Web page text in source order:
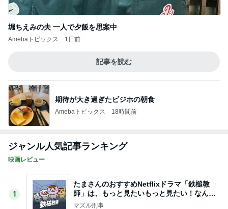
堀ちえみの夫 一人で夕飯を思案中
Amebaトピックス 1日前
記事を読む
期待が大き過ぎたビジホの朝食
Amebaトピックス 18時間前
ジャンル人気記事ランキング
映画レビュー
1
たまさんのおすすめNetflixドラマ「鉄槌教
師」は、もっと見たいもっと見たい！なんで1
0話完？
マズル刑事